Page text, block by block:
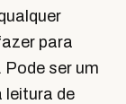
para
ser um
leitura de